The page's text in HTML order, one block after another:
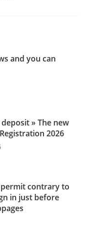
and you can
» The new
2026
contrary to
in just before